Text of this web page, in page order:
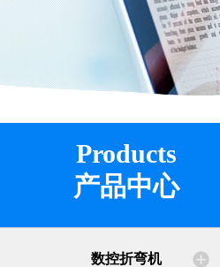
Products
产品中心
数控折弯机